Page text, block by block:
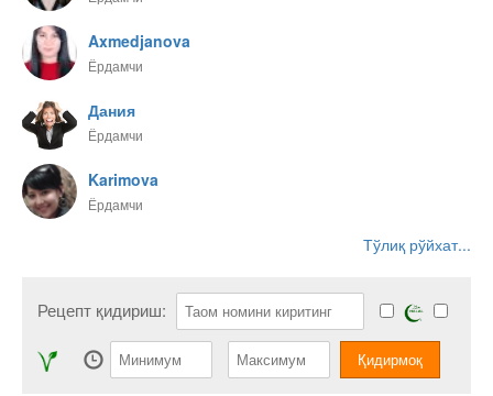
Axmedjanova
Ёрдамчи
Дания
Ёрдамчи
Karimova
Ёрдамчи
Тўлиқ рўйхат...
Рецепт қидириш: